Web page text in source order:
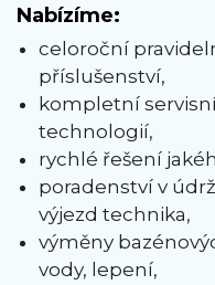
Nabízíme:
celoroční
příslušenství,
kompletní
technologií,
rychlé řešení
poradenství v
výjezd technika,
výměny
vody, lepení,